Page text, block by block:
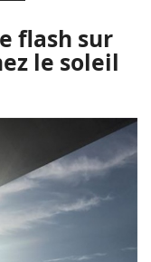
flash sur
le soleil